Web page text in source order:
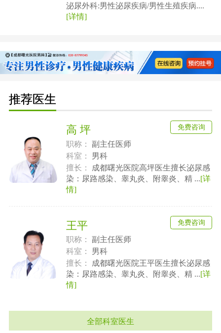
泌尿外科:男性泌尿疾病/男性生殖疾病....
[详情]
推荐医生
高 坪
职称：
副主任医师
科室：
男科
擅长：
成都曙光医院高坪医生擅长泌尿感
染：尿路感染、睾丸炎、附睾炎、精 ...[详
情]
免费咨询
王平
职称：
副主任医师
科室：
男科
擅长：
成都曙光医院王平医生擅长泌尿感
染：尿路感染、睾丸炎、附睾炎、精 ...[详
情]
免费咨询
全部科室医生